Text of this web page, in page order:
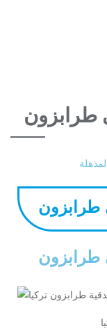
طرابزون